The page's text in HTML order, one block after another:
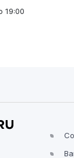
19:00